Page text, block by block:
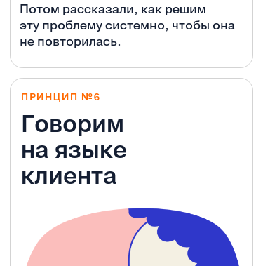
Потом рассказали, как решим
эту проблему системно, чтобы она
не повторилась.
ПРИНЦИП №6
Говорим
на языке
клиента